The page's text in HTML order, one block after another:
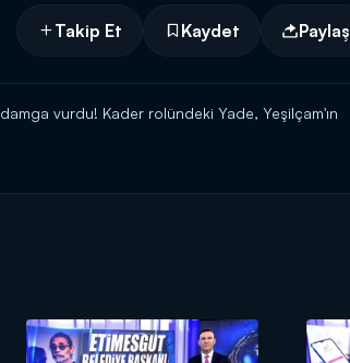
Takip Et Kaydet Paylaş
vurdu! Kader rolündeki Yade, Yeşilçam'ın